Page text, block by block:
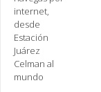
internet,
desde
Estación
Juárez
Celman al
mundo